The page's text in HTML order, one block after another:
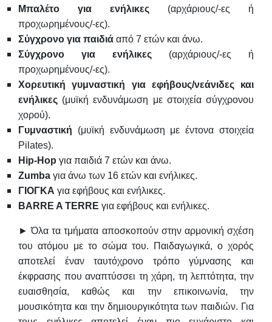
Μπαλέτο για ενήλικες (αρχάριους/-ες ή
προχωρημένους/-ες).
Σύγχρονο για παιδιά από 7 ετών και άνω.
Σύγχρονο για ενήλικες (αρχάριους/-ες ή
προχωρημένους/-ες).
Χορευτική γυμναστική για εφήβους/νεάνιδες
και
ενήλικες (μυϊκή ενδυνάμωση με στοιχεία σύγχρονου
χορού).
Γυμναστική (μυϊκή ενδυνάμωση με έντονα στοιχεία
Pilates).
Hip-Hop για παιδιά 7 ετών και άνω.
Zumba για άνω των 16 ετών και ενήλικες.
ΓΙΟΓΚΑ για εφήβους και ενήλικες.
BARRE A TERRE για εφήβους και ενήλικες.
► Όλα τα τμήματα αποσκοπούν στην αρμονική σχέση
του ατόμου με το σώμα του. Παιδαγωγικά, ο χορός
αποτελεί έναν ταυτόχρονο τρόπο γύμνασης και
έκφρασης που αναπτύσσει τη χάρη, τη λεπτότητα, την
ευαισθησία, καθώς και την επικοινωνία, την
μουσικότητα και την δημιουργικότητα των παιδιών. Για